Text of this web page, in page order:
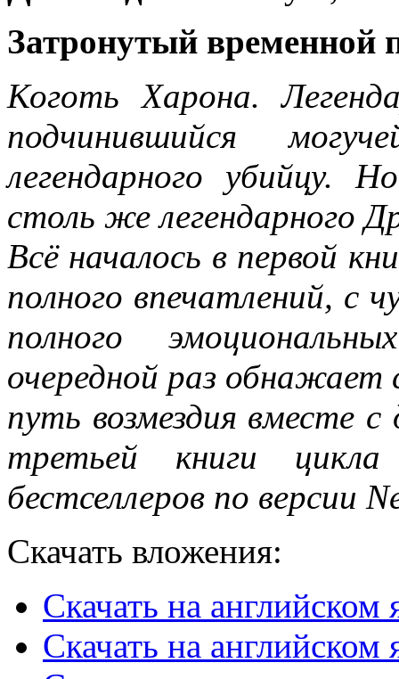
Затронутый временной
Коготь Харона.
подчинившийся
легендарного убийцу.
столь же легендарного
Всё началось в первой
полного впечатлений, с
полного
очередной раз
путь возмездия вместе
третьей книги
бестселлеров по версии
Скачать вложения:
Скачать на английском
Скачать на английском